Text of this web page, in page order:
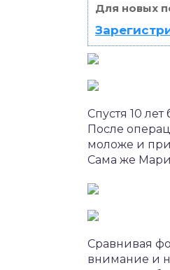
Для новых
Спустя 10
После
моложе и
Сама же
Сравнивая
внимание и